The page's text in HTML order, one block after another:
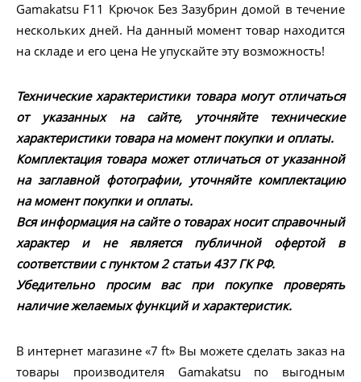
Gamakatsu F11 Крючок Без Зазубрин домой в течение
нескольких дней. На данный момент товар находится
на складе и его цена Не упускайте эту возможность!
Технические характеристики товара могут отличаться
от указанных на сайте, уточняйте технические
характеристики товара на момент покупки и оплаты.
Комплектация товара может отличаться от указанной
на заглавной фотографии, уточняйте комплектацию
на момент покупки и оплаты.
Вся информация на сайте о товарах носит справочный
характер и не является публичной офертой в
соответствии с пунктом 2 статьи 437 ГК РФ.
Убедительно просим вас при покупке проверять
наличие желаемых функций и характеристик.
В интернет магазине «7 ft» Вы можете сделать заказ на
товары производителя Gamakatsu по выгодным